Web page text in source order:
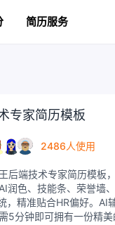
简历服务
专家简历模板
2486人使用
后端技术专家简历模板
润色、技能条、荣誉墙
，精准贴合HR偏好。AI
5分钟即可拥有一份精